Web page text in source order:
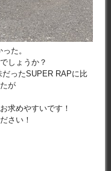
た。
しょうか？
ったSUPER RAPに比
が
求めやすいです！
さい！